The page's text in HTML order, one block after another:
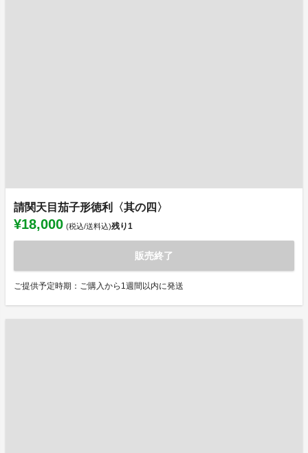
請関天目茄子形徳利〈其の四〉
¥18,000 (税込/送料込)残り1
販売終了
ご提供予定時期：ご購入から1週間以内に発送